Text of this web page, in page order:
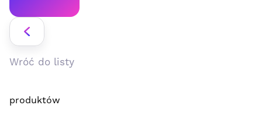
Wróć do listy
produktów